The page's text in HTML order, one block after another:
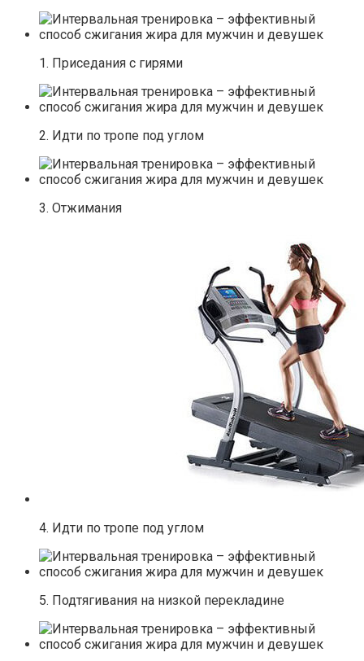
1. Приседания с гирями
2. Идти по тропе под углом
3. Отжимания
4. Идти по тропе под углом
5. Подтягивания на низкой перекладине